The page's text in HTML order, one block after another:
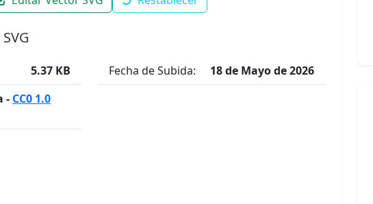
5.37 KB
- CC0 1.0
Fecha de Subida: 18 de Mayo de 2026